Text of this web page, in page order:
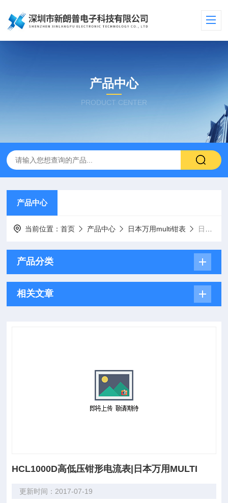
产品中心
PRODUCT CENTER
产品中心
当前位置：首页 产品中心 日本万用multi钳表 日本万用multi│大容量钳形电流表
产品分类
相关文章
HCL1000D高低压钳形电流表|日本万用MULTI
更新时间：2017-07-19